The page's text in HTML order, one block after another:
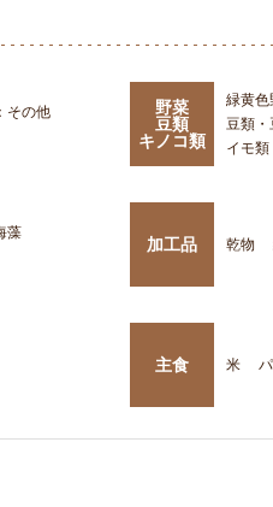
その他
野菜
豆類
キノコ類
緑黄色
豆類
イモ類
藻
加工品 乾物
主食 米